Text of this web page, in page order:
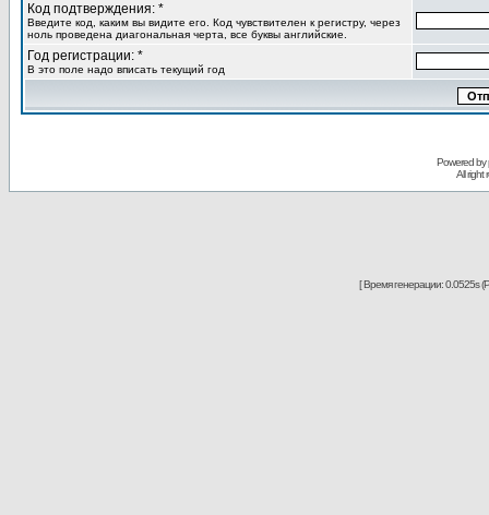
Код подтверждения: *
Введите код, каким вы видите его. Код чувствителен к регистру, через
ноль проведена диагональная черта, все буквы английские.
Год регистрации: *
В это поле надо вписать текущий год
Powered
All right
[ Время генерации: 0.0525s